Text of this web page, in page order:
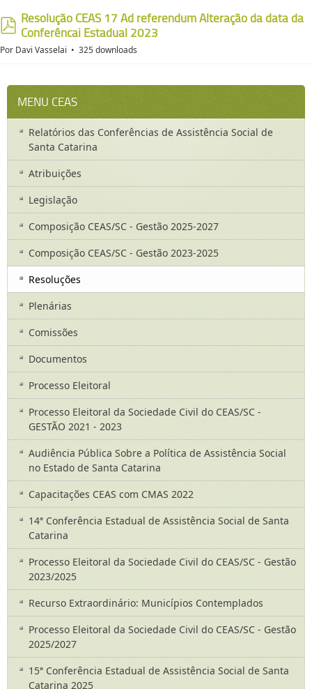
pdf
Resolução CEAS 17 Ad referendum Alteração da data da
Conferêncai Estadual 2023
Por Davi Vasselai 325 downloads
MENU CEAS
Relatórios das Conferências de Assistência Social de
Santa Catarina
Atribuições
Legislação
Composição CEAS/SC - Gestão 2025-2027
Composição CEAS/SC - Gestão 2023-2025
Resoluções
Plenárias
Comissões
Documentos
Processo Eleitoral
Processo Eleitoral da Sociedade Civil do CEAS/SC -
GESTÃO 2021 - 2023
Audiência Pública Sobre a Política de Assistência Social
no Estado de Santa Catarina
Capacitações CEAS com CMAS 2022
14ª Conferência Estadual de Assistência Social de Santa
Catarina
Processo Eleitoral da Sociedade Civil do CEAS/SC - Gestão
2023/2025
Recurso Extraordinário: Municípios Contemplados
Processo Eleitoral da Sociedade Civil do CEAS/SC - Gestão
2025/2027
15ª Conferência Estadual de Assistência Social de Santa
Catarina 2025